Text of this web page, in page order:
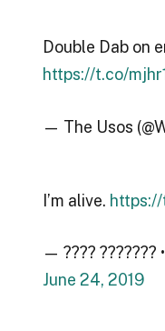
Double Dab on
https://t.co/
— The Usos
I’m alive.
— ???? ???????
June 24, 2019